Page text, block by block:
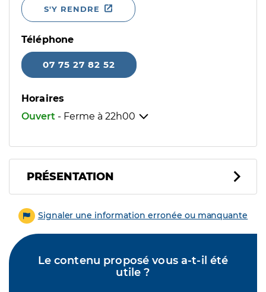
S'Y RENDRE
Téléphone
07 75 27 82 52
Horaires
Ouvert - Ferme à 22h00
PRÉSENTATION
Signaler une information erronée ou manquante
Le contenu proposé vous a-t-il été
utile ?